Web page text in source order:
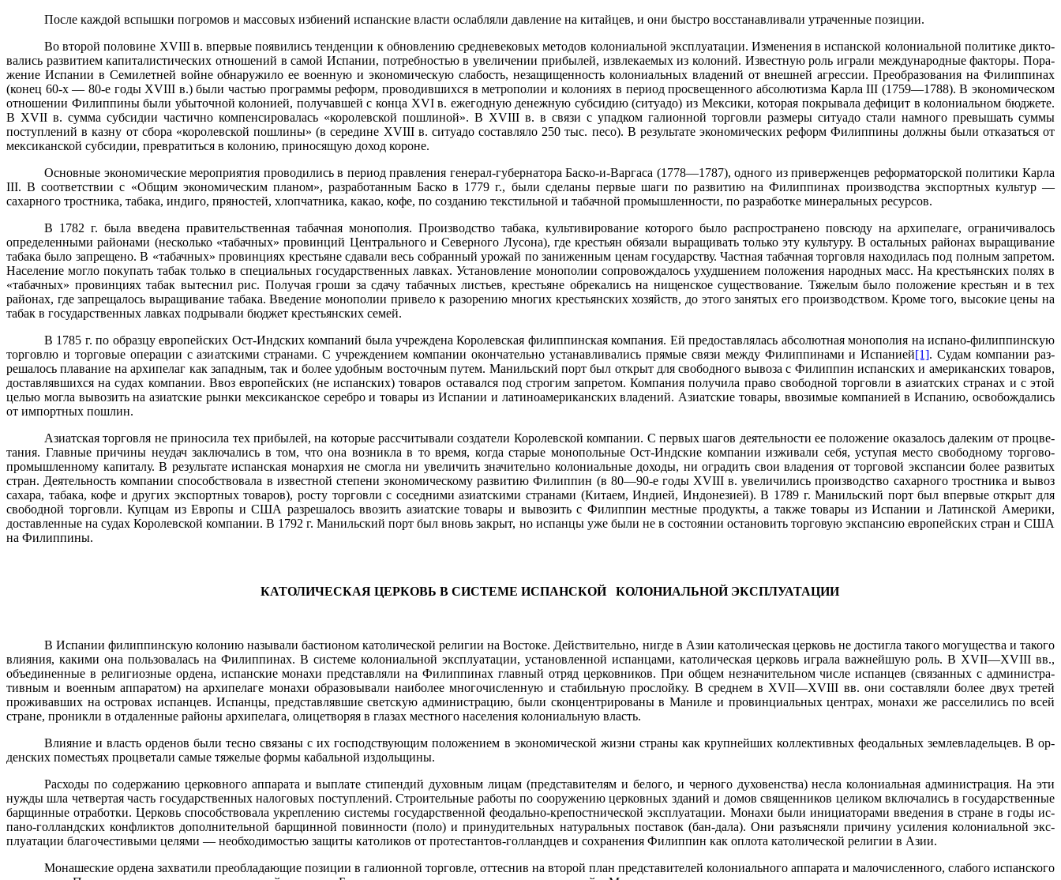
После каждой вспышки погромов и массовых избиений ис­панские власти ослабляли давление на китайцев, и они быстро восстанавливали утраченные позиции.
Во второй половине XVIIIв. впервые появились тенденции к обновлению средневековых методов колониальной эксплуа­тации. Изменения в испанской колониальной политике дикто­
вались развитием капиталистических отношений в самой Испа­нии, потребностью в увеличении прибылей, извлекаемых из ко­лоний. Известную роль играли международные факторы. Пора­
жение Испании в Семилетней войне обнаружило ее военную и экономическую слабость, незащищенность колониальных вла­дений от внешней агрессии. Преобразования на Филиппинах
(конец 60-х — 80-е годы XVIII в.) были частью программы ре­форм, проводившихся в метрополии и колониях в период про­свещенного абсолютизма КарлаIII (1759—1788). В экономиче­ском
отношении Филиппины были убыточной колонией, полу­чавшей с конца XVIв. ежегодную денежную субсидию (ситуадо) из Мексики, которая покрывала дефицит в колониальном бюджете.
В XVII в. сумма субсидии частично компенсировалась «королевской пошлиной». В XVIII в. в связи с упадком галионной торговли размеры ситуадо стали намного превышать сум­мы
поступлений в казну от сбора «королевской пошлины» (в середине XVIIIв. ситуадо составляло 250 тыс. песо). В резуль­тате экономических реформ Филиппины должны были отказаться от
мексиканской субсидии, превратиться в колонию, при­носящую доход короне.
Основные экономические мероприятия проводились в период правления генерал-губернатора Баско-и-Варгаса (1778—1787), одного из приверженцев реформаторской политики Карла
III. В соответствии с «Общим экономическим планом», разработан­ным Баско в 1779 г., были сделаны первые шаги по развитию на Филиппинах производства экспортных культур —
сахарного тростника, табака, индиго, пряностей, хлопчатника, какао, ко­фе, по созданию текстильной и табачной промышленности, по разработке минеральных ресурсов.
В 1782 г. была введена правительственная табачная монопо­лия. Производство табака, культивирование которого было рас­пространено повсюду на архипелаге, ограничивалось
определен­ными районами (несколько «табачных» провинций Центрального и Северного Лусона), где крестьян обязали выращивать только эту культуру. В остальных районах выращивание
табака было запрещено. В «табачных» провинциях крестьяне сдавали весь собранный урожай по заниженным ценам государству. Частная табачная торговля находилась под полным запретом.
Население могло покупать табак только в специальных госу­дарственных лавках. Установление монополии сопровождалось ухудшением положения народных масс. На крестьянских полях в
«табачных» провинциях табак вытеснил рис. Получая гроши за сдачу табачных листьев, крестьяне обрекались на нищен­ское существование. Тяжелым было положение крестьян и в тех
районах, где запрещалось выращивание табака. Введение монополии привело к разорению многих крестьянских хозяйств, до этого занятых его производством. Кроме того, высокие цены на
табак в государственных лавках подрывали бюджет кре­стьянских семей.
В 1785 г. по образцу европейских Ост-Индских компаний была учреждена Королевская филиппинская компания. Ей пре­доставлялась абсолютная монополия на испано-филиппинскую
торговлю и торговые операции с азиатскими странами. С учреждением компании окончательно устанавливались прямые связи между Филиппинами и Испанией[1]. Судам компании раз­
решалось плавание на архипелаг как западным, так и более удобным восточным путем. Манильский порт был открыт для свободного вывоза с Филиппин испанских и американских то­варов,
доставлявшихся на судах компании. Ввоз европейских (не испанских) товаров оставался под строгим запретом. Ком­пания получила право свободной торговли в азиатских странах и с этой
целью могла вывозить на азиатские рынки мексикан­ское серебро и товары из Испании и латиноамериканских вла­дений. Азиатские товары, ввозимые компанией в Испанию, освобождались
от импортных пошлин.
Азиатская торговля не приносила тех прибылей, на которые рассчитывали создатели Королевской компании. С первых ша­гов деятельности ее положение оказалось далеким от процве­
тания. Главные причины неудач заключались в том, что она возникла в то время, когда старые монопольные Ост-Индские компании изживали себя, уступая место свободному торгово-
промышленному капиталу. В результате испанская монархия не смогла ни увеличить значительно колониальные доходы, ни оградить свои владения от торговой экспансии более развитых
стран. Деятельность компании способствовала в известной сте­пени экономическому развитию Филиппин (в 80—90-е годы XVIIIв. увеличились производство сахарного тростника и вывоз
сахара, табака, кофе и других экспортных товаров), росту тор­говли с соседними азиатскими странами (Китаем, Индией, Индонезией). В 1789 г. Манильский порт был впервые открыт для
свободной торговли. Купцам из Европы и США разреша­лось ввозить азиатские товары и вывозить с Филиппин местные продукты, а также товары из Испании и Латинской Америки,
доставленные на судах Королевской компании. В 1792 г. Ма­нильский порт был вновь закрыт, но испанцы уже были не в состоянии остановить торговую экспансию европейских стран и США
на Филиппины.
КАТОЛИЧЕСКАЯ ЦЕРКОВЬ В СИСТЕМЕ ИСПАНСКОЙ КОЛОНИАЛЬНОЙ ЭКСПЛУАТАЦИИ
В Испании филиппинскую колонию называли бастионом ка­толической религии на Востоке. Действительно, нигде в Азии католическая церковь не достигла такого могущества и такого
влияния, какими она пользовалась на Филиппинах. В системе колониальной эксплуатации, установленной испанцами, католи­ческая церковь играла важнейшую роль. В XVII—XVIII вв.,
объединенные в религиозные ордена, испанские монахи пред­ставляли на Филиппинах главный отряд церковников. При об­щем незначительном числе испанцев (связанных с администра­
тивным и военным аппаратом) на архипелаге монахи образо­вывали наиболее многочисленную и стабильную прослойку. В среднем в XVII—XVIII вв. они составляли более двух тре­тей
проживавших на островах испанцев. Испанцы, представ­лявшие светскую администрацию, были сконцентрированы в Маниле и провинциальных центрах, монахи же расселились по всей
стране, проникли в отдаленные районы архипелага, оли­цетворяя в глазах местного населения колониальную власть.
Влияние и власть орденов были тесно связаны с их господ­ствующим положением в экономической жизни страны как крупнейших коллективных феодальных землевладельцев. В ор­
денских поместьях процветали самые тяжелые формы кабаль­ной издольщины.
Расходы по содержанию церковного аппарата и выплате стипендий духовным лицам (представителям и белого, и черно­го духовенства) несла колониальная администрация. На эти
нужды шла четвертая часть государственных налоговых поступ­лений. Строительные работы по сооружению церковных зданий и домов священников целиком включались в государственные
барщинные отработки. Церковь способствовала укреплению си­стемы государственной феодально-крепостнической эксплуата­ции. Монахи были инициаторами введения в стране в годы ис­
пано-голландских конфликтов дополнительной барщинной по­винности (поло) и принудительных натуральных поставок (бан-дала). Они разъясняли причину усиления колониальной экс­
плуатации благочестивыми целями — необходимостью защиты католиков от протестантов-голландцев и сохранения Филиппин как оплота католической религии в Азии.
Монашеские ордена захватили преобладающие позиции в галионной торговле, оттеснив на второй план представителей ко­лониального аппарата и малочисленного, слабого испанского